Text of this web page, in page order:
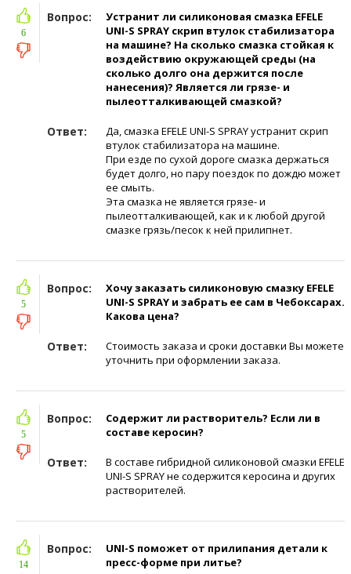
Вопрос:
Устранит ли силиконовая смазка EFELE
UNI-S SPRAY скрип втулок стабилизатора
на машине? На сколько смазка стойкая к
воздействию окружающей среды (на
сколько долго она держится после
нанесения)? Является ли грязе- и
пылеотталкивающей смазкой?
Ответ:
Да, смазка EFELE UNI-S SPRAY устранит скрип
втулок стабилизатора на машине.
При езде по сухой дороге смазка держаться
будет долго, но пару поездок по дождю может
ее смыть.
Эта смазка не является грязе- и
пылеотталкивающей, как и к любой другой
смазке грязь/песок к ней прилипнет.
6
Вопрос:
Хочу заказать силиконовую смазку EFELE
UNI-S SPRAY и забрать ее сам в Чебоксарах.
Какова цена?
Ответ:
Стоимость заказа и сроки доставки Вы можете
уточнить при оформлении заказа.
5
Вопрос:
Содержит ли растворитель? Если ли в
составе керосин?
Ответ:
В составе гибридной силиконовой смазки EFELE
UNI-S SPRAY не содержится керосина и других
растворителей.
5
Вопрос:
UNI-S поможет от прилипания детали к
пресс-форме при литье?
14